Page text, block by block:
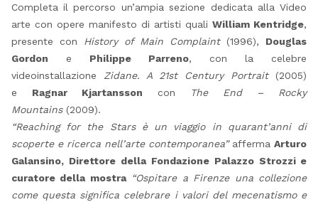
Completa il percorso un’ampia sezione dedicata alla Video
arte con opere manifesto di artisti qualiWilliam Kentridge,
presente con
History of Main Complaint(1996), Douglas
Gordon e Philippe Parreno, con la celebre
videoinstallazione Zidane. A 21st Century Portrait(2005)
e Ragnar Kjartansson con
The End – Rocky
Mountains(2009).
“Reaching for the Stars è un viaggio in quarant’anni di
scoperte e ricerca nell’arte contemporanea”affermaArturo
Galansino, Direttore della Fondazione Palazzo Strozzi e
curatore della mostra “Ospitare a Firenze una collezione
come questa significa celebrare i valori del mecenatismo e